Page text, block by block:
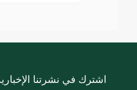
اشترك في نشرتنا